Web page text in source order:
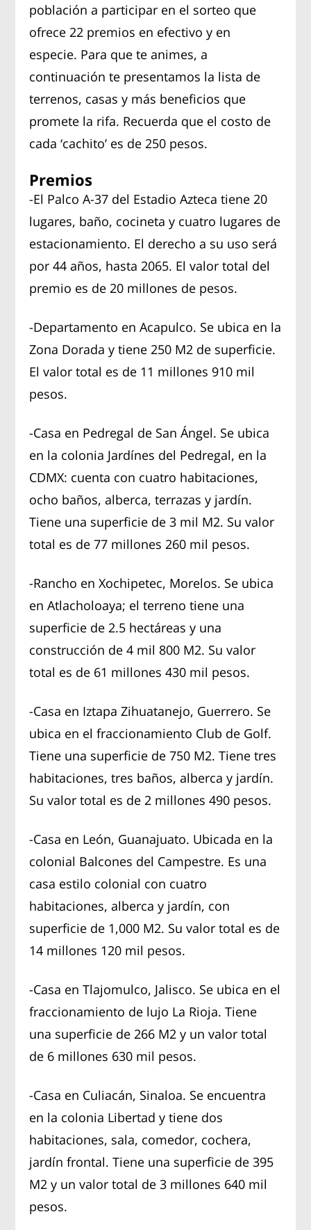
población a participar en el sorteo que
ofrece 22 premios en efectivo y en
especie. Para que te animes, a
continuación te presentamos la lista de
terrenos, casas y más beneficios que
promete la rifa. Recuerda que el costo de
cada ‘cachito’ es de 250 pesos.
Premios
-El Palco A-37 del Estadio Azteca tiene 20
lugares, baño, cocineta y cuatro lugares de
estacionamiento. El derecho a su uso será
por 44 años, hasta 2065. El valor total del
premio es de 20 millones de pesos.
-Departamento en Acapulco. Se ubica en la
Zona Dorada y tiene 250 M2 de superficie.
El valor total es de 11 millones 910 mil
pesos.
-Casa en Pedregal de San Ángel. Se ubica
en la colonia Jardínes del Pedregal, en la
CDMX: cuenta con cuatro habitaciones,
ocho baños, alberca, terrazas y jardín.
Tiene una superficie de 3 mil M2. Su valor
total es de 77 millones 260 mil pesos.
-Rancho en Xochipetec, Morelos. Se ubica
en Atlacholoaya; el terreno tiene una
superficie de 2.5 hectáreas y una
construcción de 4 mil 800 M2. Su valor
total es de 61 millones 430 mil pesos.
-Casa en Iztapa Zihuatanejo, Guerrero. Se
ubica en el fraccionamiento Club de Golf.
Tiene una superficie de 750 M2. Tiene tres
habitaciones, tres baños, alberca y jardín.
Su valor total es de 2 millones 490 pesos.
-Casa en León, Guanajuato. Ubicada en la
colonial Balcones del Campestre. Es una
casa estilo colonial con cuatro
habitaciones, alberca y jardín, con
superficie de 1,000 M2. Su valor total es de
14 millones 120 mil pesos.
-Casa en Tlajomulco, Jalisco. Se ubica en el
fraccionamiento de lujo La Rioja. Tiene
una superficie de 266 M2 y un valor total
de 6 millones 630 mil pesos.
-Casa en Culiacán, Sinaloa. Se encuentra
en la colonia Libertad y tiene dos
habitaciones, sala, comedor, cochera,
jardín frontal. Tiene una superficie de 395
M2 y un valor total de 3 millones 640 mil
pesos.